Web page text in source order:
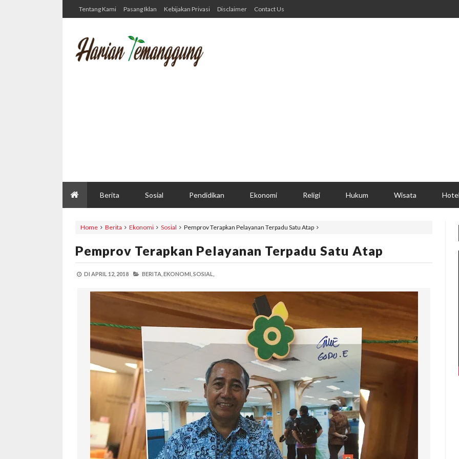
Tentang Kami Pasang Iklan Kebijakan Privasi Disclaimer Contact Us
Berita Sosial Pendidikan Ekonomi Religi Hukum Wisata Hotel
Home Berita Ekonomi Sosial Pemprov Terapkan Pelayanan Terpadu Satu Atap
Pemprov Terapkan Pelayanan Terpadu Satu Atap
DI APRIL 12, 2018 BERITA, EKONOMI, SOSIAL,